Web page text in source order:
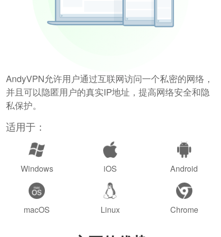
AndyVPN允许用户通过互联网访问一个私密的网络，
并且可以隐匿用户的真实IP地址，提高网络安全和隐
私保护。
适用于：
Windows iOS Android
macOS Linux Chrome